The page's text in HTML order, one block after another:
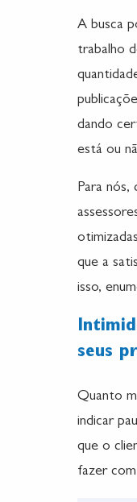
A busca
trabalho
dando
está ou
Para nós,
que a
isso,
seus
Quanto
indicar
que o
fazer